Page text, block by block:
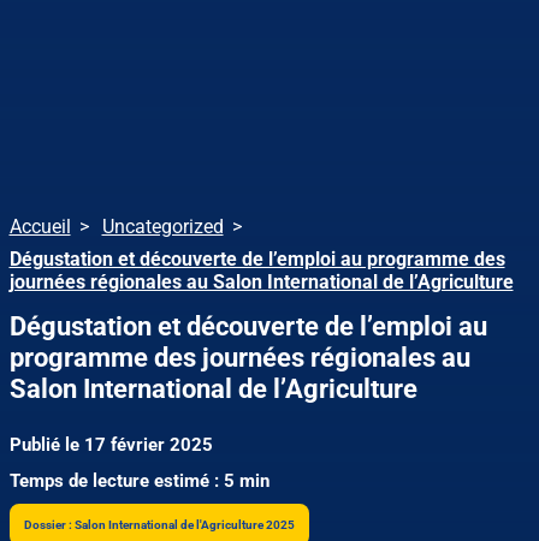
Accueil
Uncategorized
Dégustation et découverte de l’emploi au programme des
journées régionales au Salon International de l’Agriculture
Dégustation et découverte de l’emploi au
programme des journées régionales au
Salon International de l’Agriculture
Publié le 17 février 2025
Temps de lecture estimé : 5 min
Dossier : Salon International de l'Agriculture 2025